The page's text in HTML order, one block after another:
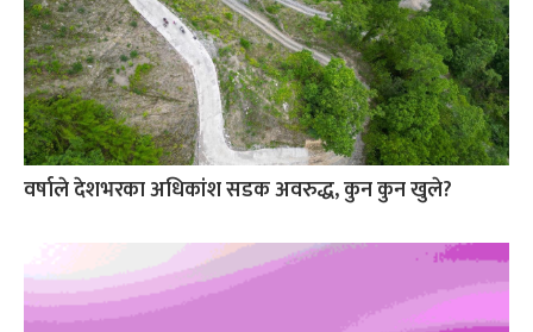
वर्षाले देशभरका अधिकांश सडक अवरुद्ध, कुन कुन खुले?